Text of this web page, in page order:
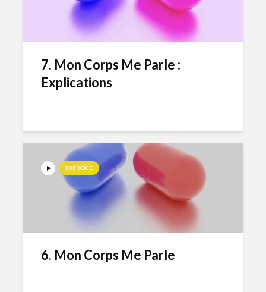
7. Mon Corps Me Parle :
Explications
EXERCICE
6. Mon Corps Me Parle